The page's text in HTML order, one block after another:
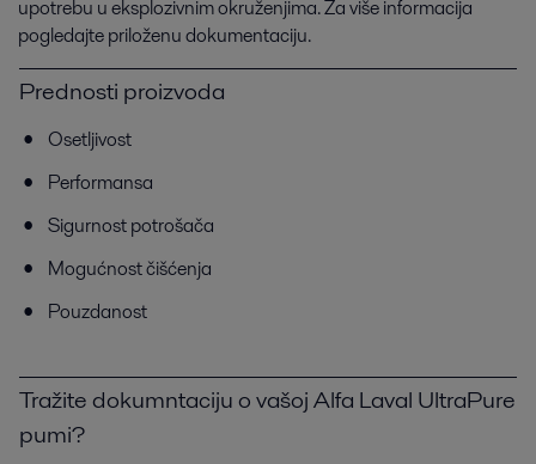
upotrebu u eksplozivnim okruženjima. Za više informacija
pogledajte priloženu dokumentaciju.
Prednosti proizvoda
Osetljivost
Performansa
Sigurnost potrošača
Mogućnost čišćenja
Pouzdanost
Tražite dokumntaciju o vašoj Alfa Laval UltraPure
pumi?